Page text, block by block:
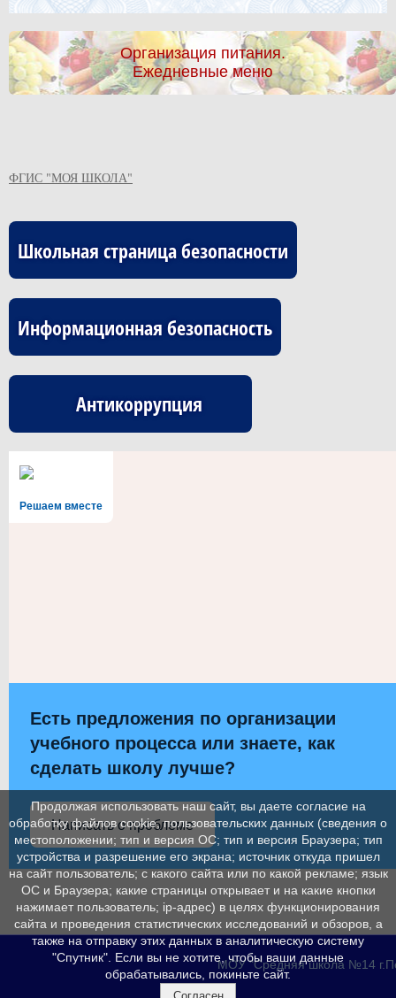
Организация питания.
Ежедневные меню
ФГИС "МОЯ ШКОЛА"
Школьная страница безопасности
Информационная безопасность
Антикоррупция
Решаем вместе
Есть предложения по организации
учебного процесса или знаете, как
сделать школу лучше?
Написать о проблеме
МОУ "Средняя школа №14
Продолжая использовать наш сайт, вы даете согласие на
обработку файлов cookie, пользовательских данных (сведения о
местоположении; тип и версия ОС; тип и версия Браузера; тип
устройства и разрешение его экрана; источник откуда пришел
на сайт пользователь; с какого сайта или по какой рекламе; язык
ОС и Браузера; какие страницы открывает и на какие кнопки
нажимает пользователь; ip-адрес) в целях функционирования
сайта и проведения статистических исследований и обзоров, а
также на отправку этих данных в аналитическую систему
"Спутник". Если вы не хотите, чтобы ваши данные
обрабатывались, покиньте сайт.